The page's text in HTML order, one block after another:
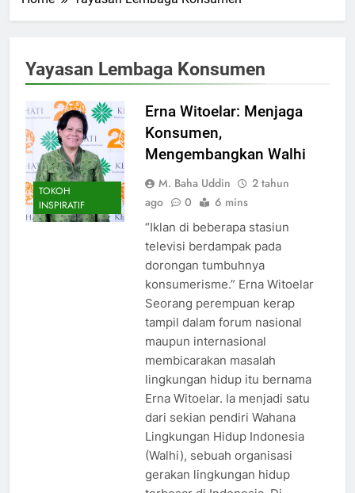
Yayasan Lembaga Konsumen
TOKOH
INSPIRATIF
Erna Witoelar: Menjaga
Konsumen,
Mengembangkan Walhi
M. Baha Uddin
2 tahun
ago
0 6 mins
“Iklan di beberapa stasiun
televisi berdampak pada
dorongan tumbuhnya
konsumerisme.” Erna Witoelar
Seorang perempuan kerap
tampil dalam forum nasional
maupun internasional
membicarakan masalah
lingkungan hidup itu bernama
Erna Witoelar. Ia menjadi satu
dari sekian pendiri Wahana
Lingkungan Hidup Indonesia
(Walhi), sebuah organisasi
gerakan lingkungan hidup